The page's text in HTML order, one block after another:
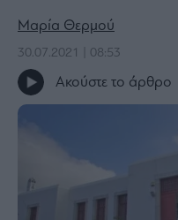
The
Room
301
My
Winners
Losers
Μαρία Θερμού
30.07.2021 | 08:53
Ακούστε το άρθρο